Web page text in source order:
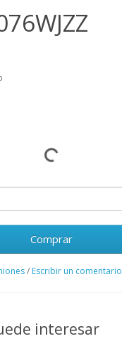
Comprar
/ Escribir un comentario
interesar